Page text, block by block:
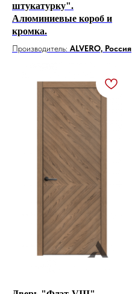
штукатурку".
Алюминиевые короб и
кромка.
Производитель: ALVERO, Россия